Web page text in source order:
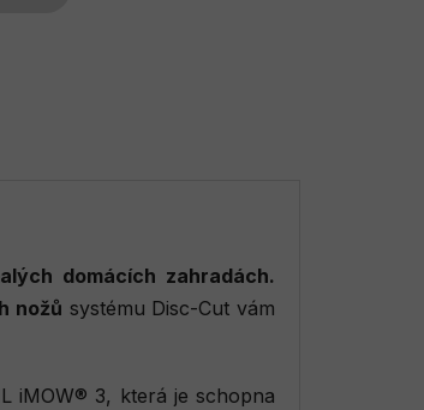
domácích zahradách.
nožů systému Disc-Cut vám
iMOW® 3, která je schopna